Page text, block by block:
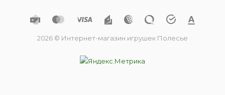
2026 © Интернет-магазин игрушек Полесье